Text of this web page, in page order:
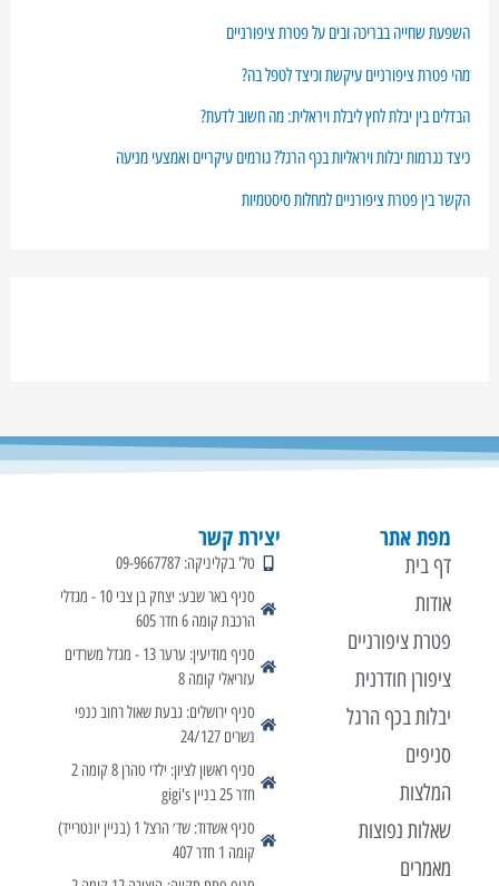
השפעת שחייה בבריכה ובים על פטרת ציפורניים
מהי פטרת ציפורניים עיקשת וכיצד לטפל בה?
הבדלים בין יבלת לחץ ליבלת ויראלית: מה חשוב לדעת?
כיצד נגרמות יבלות ויראליות בכף הרגל? גורמים עיקריים ואמצעי מניעה
הקשר בין פטרת ציפורניים למחלות סיסטמיות
מפת אתר
דף בית
אודות
פטרת ציפורניים
ציפורן חודרנית
יבלות בכף הרגל
סניפים
המלצות
שאלות נפוצות
מאמרים
יצירת קשר
טל' בקליניקה: 09-9667787
סניף באר שבע: יצחק בן צבי 10 - מגדלי
הרכבת קומה 6 חדר 605
סניף מודיעין: ערער 13 - מגדל משרדים
עזריאלי קומה 8
סניף ירושלים: גבעת שאול רחוב כנפי
נשרים 24/127
סניף ראשון לציון: ילדי טהרן 8 קומה 2
חדר 25 בניין gigi's
סניף אשדוד: שד׳ הרצל 1 (בניין יונטרייד)
קומה 1 חדר 407